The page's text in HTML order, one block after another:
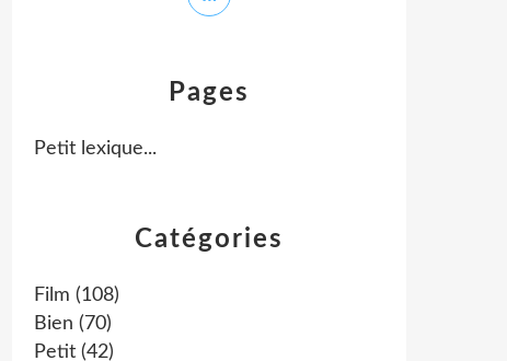
Catégories
Film (108)
Bien (70)
Petit (42)
Pages
Petit lexique...